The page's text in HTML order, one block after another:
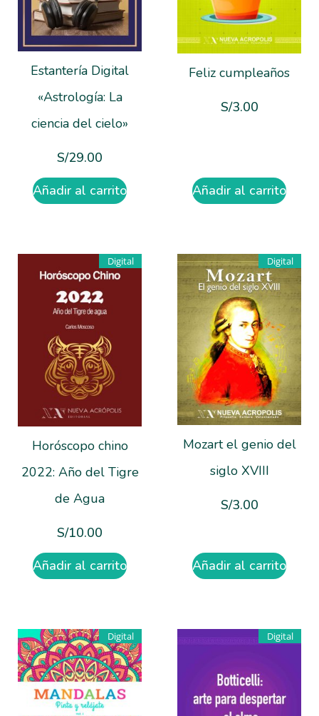
Estantería Digital
«Astrología: La
ciencia del cielo»
S/29.00
Añadir al carrito
Feliz cumpleaños
S/3.00
Añadir al carrito
Digital
Horóscopo chino
2022: Año del Tigre
de Agua
S/10.00
Añadir al carrito
Digital
Mozart el genio del
siglo XVIII
S/3.00
Añadir al carrito
Digital Digital